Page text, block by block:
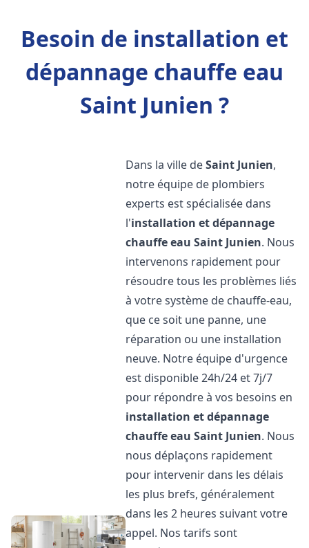
Besoin de installation et
dépannage chauffe eau
Saint Junien ?
Dans la ville deSaint Junien,
notre équipe de plombiers
experts est spécialisée dans
l'installation et dépannage
chauffe eau Saint Junien. Nous
intervenons rapidement pour
résoudre tous les problèmes liés
à votre système de chauffe-eau,
que ce soit une panne, une
réparation ou une installation
neuve. Notre équipe d'urgence
est disponible 24h/24 et 7j/7
pour répondre à vos besoins en
installation et dépannage
chauffe eau Saint Junien. Nous
nous déplaçons rapidement
pour intervenir dans les délais
les plus brefs, généralement
dans les 2 heures suivant votre
appel. Nos tarifs sont